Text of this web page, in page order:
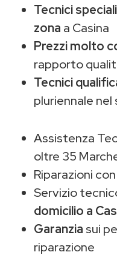
Tecnici
zona a Casina
Prezzi molto
rapporto
Tecnici
pluriennale
Assistenza
oltre 35
Riparazioni con
Servizio
domicilio a
Garanzia sui
riparazione